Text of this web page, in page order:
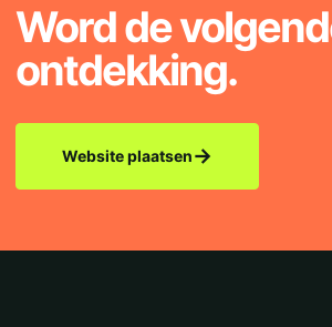
Word de
ontdekking.
Website plaatsen→